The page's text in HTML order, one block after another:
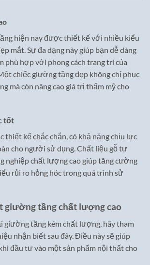
hiện nay được thiết kế với nhiều kiểu
mắt. Sự đa dạng này giúp bạn dễ dàng
phù hợp với phong cách trang trí của
chiếc giường tầng đẹp không chỉ phục
mà còn nâng cao giá trị thẩm mỹ cho
tốt
kế chắc chắn, có khả năng chịu lực
cho người sử dụng. Chất liệu gỗ tự
nghiệp chất lượng cao giúp tăng cường
rủi ro hỏng hóc trong quá trình sử
giường tầng chất lượng cao
giường tầng kém chất lượng, hãy tham
nhận biết sau đây. Điều này sẽ giúp
đầu tư vào một sản phẩm nội thất cho